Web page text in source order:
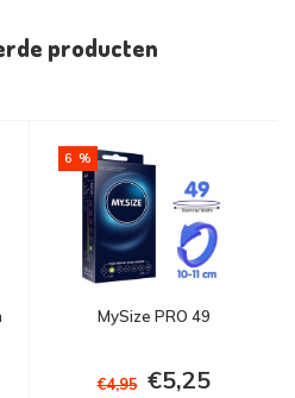
producten
6 %
MySize PRO 49
€4,95 €5,25